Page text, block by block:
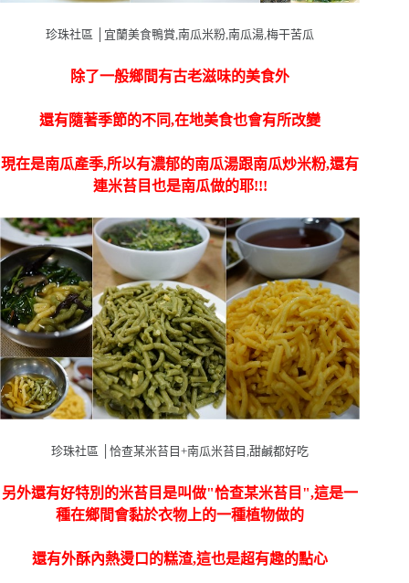
珍珠社區 │宜蘭美食鴨賞,南瓜米粉,南瓜湯,梅干苦瓜
除了一般鄉間有古老滋味的美食外
還有隨著季節的不同,在地美食也會有所改變
現在是南瓜產季,所以有濃郁的南瓜湯跟南瓜炒米粉,還有
連米苔目也是南瓜做的耶!!!
珍珠社區 │恰查某米苔目+南瓜米苔目,甜鹹都好吃
另外還有好特別的米苔目是叫做"恰查某米苔目",這是一
種在鄉間會黏於衣物上的一種植物做的
還有外酥內熱燙口的糕渣,這也是超有趣的點心